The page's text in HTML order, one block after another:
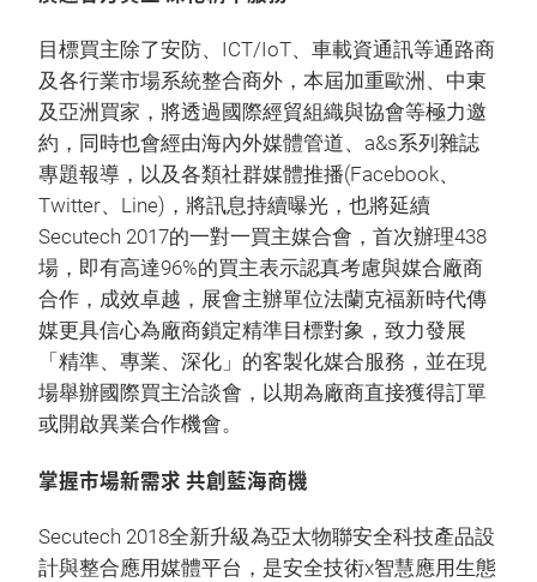
目標買主除了安防、ICT/IoT、車載資通訊等通路商
及各行業市場系統整合商外，本屆加重歐洲、中東
及亞洲買家，將透過國際經貿組織與協會等極力邀
約，同時也會經由海內外媒體管道、a&s系列雜誌
專題報導，以及各類社群媒體推播(Facebook、
Twitter、Line)，將訊息持續曝光，也將延續
Secutech 2017的一對一買主媒合會，首次辦理438
場，即有高達96%的買主表示認真考慮與媒合廠商
合作，成效卓越，展會主辦單位法蘭克福新時代傳
媒更具信心為廠商鎖定精準目標對象，致力發展
「精準、專業、深化」的客製化媒合服務，並在現
場舉辦國際買主洽談會，以期為廠商直接獲得訂單
或開啟異業合作機會。
掌握市場新需求 共創藍海商機
Secutech 2018全新升級為亞太物聯安全科技產品設
計與整合應用媒體平台，是安全技術x智慧應用生態